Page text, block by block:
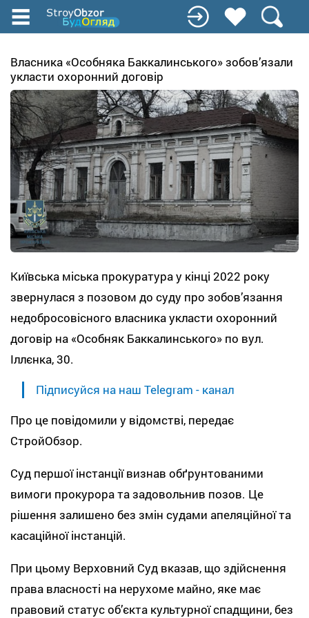
Перейти
содержанию
Власника «Особняка Баккалинського» зобов’язали
укласти охоронний договір
Київська міська прокуратура у кінці 2022 року
звернулася з позовом до суду про зобов’язання
недобросовісного власника укласти охоронний
договір на «Особняк Баккалинського» по вул.
Іллєнка, 30.
Підписуйся на наш Telegram - канал
Про це повідомили у відомстві, передає
СтройОбзор.
Суд першої інстанції визнав обґрунтованими
вимоги прокурора та задовольнив позов. Це
рішення залишено без змін судами апеляційної та
касаційної інстанцій.
При цьому Верховний Суд вказав, що здійснення
права власності на нерухоме майно, яке має
правовий статус об’єкта культурної спадщини, без